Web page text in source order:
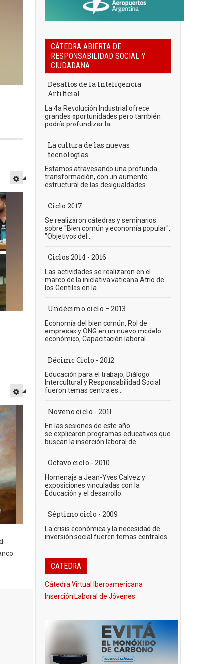
CÁTEDRA ABIERTA DE
RESPONSABILIDAD SOCIAL Y
CIUDADANA
Desafíos de la Inteligencia
Artificial
La 4a Revolución Industrial ofrece
grandes oportunidades pero también
podría profundizar la...
La cultura de las nuevas
tecnologías
Estamos atravesando una profunda
transformación, con un aumento
estructural de las desigualdades...
Ciclo 2017
Se realizaron cátedras y seminarios
sobre "Bien común y economía popular",
"Objetivos del...
Ciclos 2014 - 2016
Las actividades se realizaron en el
marco de la iniciativa vaticana Atrio de
los Gentiles en la...
Undécimo ciclo – 2013
Economía del bien común, Rol de
empresas y ONG en un nuevo modelo
económico, Capacitación laboral...
Décimo Ciclo - 2012
Educación para el trabajo, Diálogo
Intercultural y Responsabilidad Social
fueron temas centrales...
Noveno ciclo - 2011
En las sesiones de este año
se explicaron programas educativos que
buscan la inserción laboral de...
Octavo ciclo - 2010
Homenaje a Jean-Yves Calvez y
exposiciones vinculadas con la
Educación y el desarrollo.
Séptimo ciclo - 2009
La crisis económica y la necesidad de
inversión social fueron temas centrales.
CATEDRA
Cátedra Virtual Iberoamericana
Inserción Laboral de Jóvenes